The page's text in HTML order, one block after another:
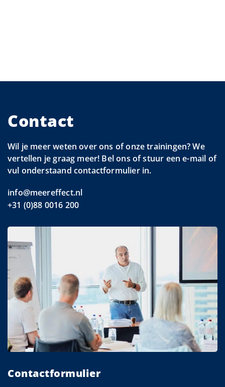
Contact
Wil je meer weten over ons of onze trainingen? We
vertellen je graag meer! Bel ons of stuur een e-mail of
vul onderstaand contactformulier in.
info@meereffect.nl
+31 (0)88 0016 200
Contactformulier